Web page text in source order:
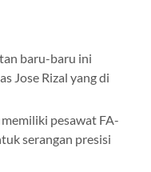
baru-baru ini
Jose Rizal yang di
pesawat FA-
serangan presisi